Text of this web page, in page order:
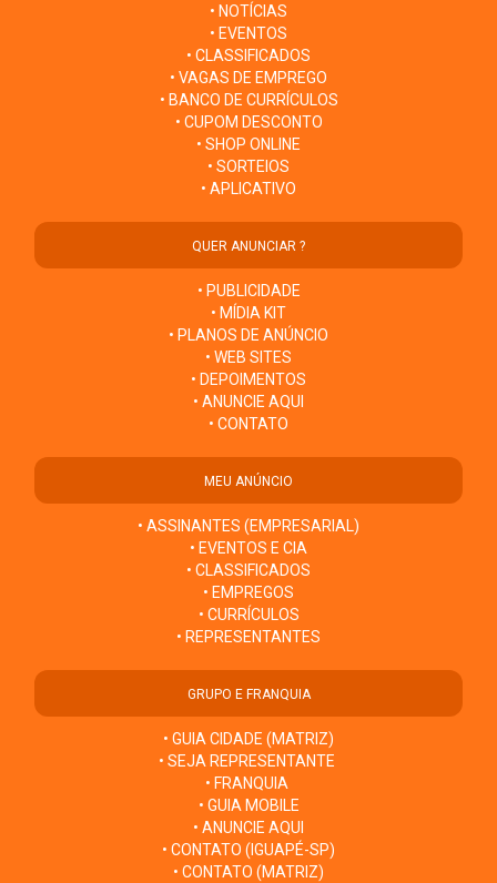
• NOTÍCIAS
• EVENTOS
• CLASSIFICADOS
• VAGAS DE EMPREGO
• BANCO DE CURRÍCULOS
• CUPOM DESCONTO
• SHOP ONLINE
• SORTEIOS
• APLICATIVO
QUER ANUNCIAR ?
• PUBLICIDADE
• MÍDIA KIT
• PLANOS DE ANÚNCIO
• WEB SITES
• DEPOIMENTOS
• ANUNCIE AQUI
• CONTATO
MEU ANÚNCIO
• ASSINANTES (EMPRESARIAL)
• EVENTOS E CIA
• CLASSIFICADOS
• EMPREGOS
• CURRÍCULOS
• REPRESENTANTES
GRUPO E FRANQUIA
• GUIA CIDADE (MATRIZ)
• SEJA REPRESENTANTE
• FRANQUIA
• GUIA MOBILE
• ANUNCIE AQUI
• CONTATO (IGUAPÉ-SP)
• CONTATO (MATRIZ)